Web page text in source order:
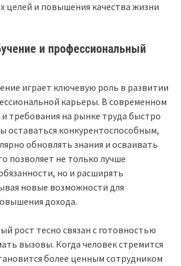
целей и повышения качества жизни
и профессиональный
играет ключевую роль в развитии
карьеры. В современном
требования на рынке труда быстро
оставаться конкурентоспособным,
обновлять знания и осваивать
позволяет не только лучше
но и расширять
новые возможности для
дохода.
рост тесно связан с готовностью
вызовы. Когда человек стремится
более ценным сотрудником